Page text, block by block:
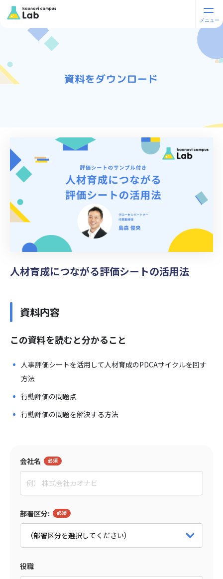
資料をダウンロード
人材育成につながる評価シートの活用法
資料内容
この資料を読むと分かること
人事評価シートを活用して人材育成のPDCAサイクルを回す
方法
行動評価の問題点
行動評価の問題を解決する方法
会社名
部署区分:
役職